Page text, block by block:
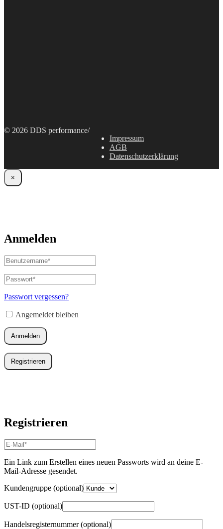
© 2026 DDS performance/
Impressum
AGB
Datenschutzerklärung
×
Anmelden
Benutzername
oder
E-
Mail-
Adresse*
Passwort*
Erforderlich
Passwort vergessen?
Angemeldet bleiben
Anmelden
Registrieren
Registrieren
E-
Mail-
Adresse*
Erforderlich
Ein Link zum Erstellen eines neuen Passworts wird an deine E-
Mail-Adresse gesendet.
Kundengruppe (optional)
UST-ID (optional)
Handelsregisternummer(optional)